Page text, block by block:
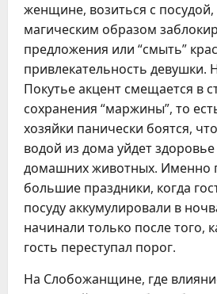
женщине, возиться с посудой,
магическим образом
предложения или “смыть”
привлекательность девушки.
Покутье акцент смещается в
сохранения “маржины”, то
хозяйки панически боятся,
водой из дома уйдет
домашних животных. Именно
большие праздники, когда
посуду аккумулировали в
начинали только после того,
гость переступал порог.
На Слобожанщине, где